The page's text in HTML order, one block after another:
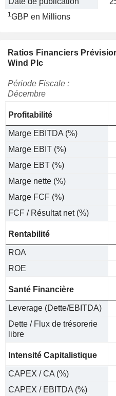
1GBP en Millions
Ratios Financiers
Wind Plc
Période Fiscale :
Décembre
Profitabilité
Marge EBITDA (%)
Marge EBIT (%)
Marge EBT (%)
Marge nette (%)
Marge FCF (%)
FCF / Résultat net (%)
Rentabilité
ROA
ROE
Santé Financière
Leverage (Dette/EBITDA)
Dette / Flux de trésorerie
libre
Intensité Capitalistique
CAPEX / CA (%)
CAPEX / EBITDA (%)